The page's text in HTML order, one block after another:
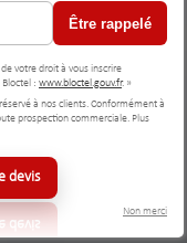
Être rappelé
votre droit à vous inscrire
: www.bloctel.gouv.fr. »
à nos clients. Conformément à
prospection commerciale. Plus
devis
Non merci